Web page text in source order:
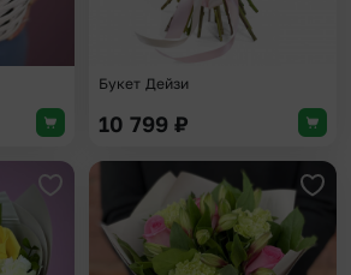
Букет Дейзи
10 799 ₽
Добавить в избранное